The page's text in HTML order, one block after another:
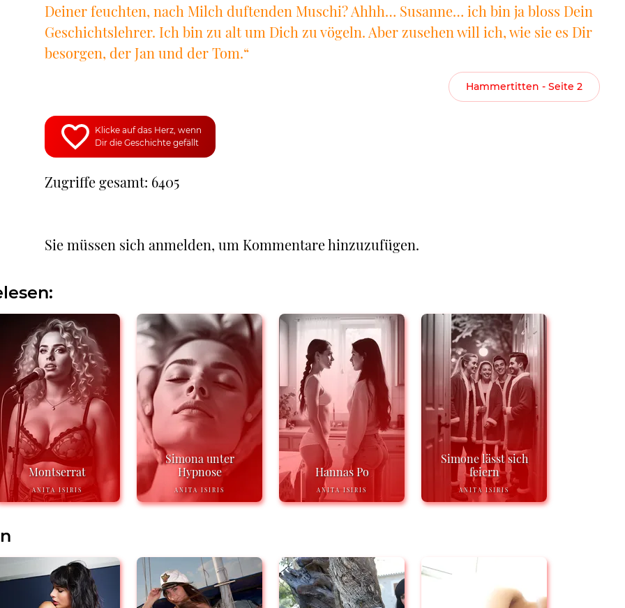
Deiner feuchten, nach Milch duftenden Muschi? Ahhh… Susanne… ich bin ja bloss Dein
Geschichtslehrer. Ich bin zu alt um Dich zu vögeln. Aber zusehen will ich, wie sie es Dir
besorgen, der Jan und der Tom.“
Hammertitten - Seite 2
Klicke auf das Herz, wenn
Dir die Geschichte gefällt
Zugriffe gesamt: 6405
Sie müssen sich anmelden, um Kommentare hinzuzufügen.
Montserrat
ANITA ISIRIS
Simona unter
Hypnose
ANITA ISIRIS
Hannas Po
ANITA ISIRIS
Simone lässt sich
feiern
ANITA ISIRIS